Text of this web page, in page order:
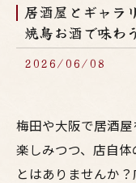
居酒屋とギャラ
焼鳥お酒で味わ
2026/06/08
梅田や大阪で居酒
楽しみつつ、店自
とはありませんか